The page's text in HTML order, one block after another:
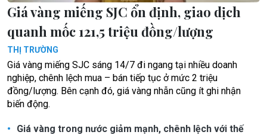
Giá vàng miếng SJC ổn định, giao dịch
quanh mốc 121,5 triệu đồng/lượng
THỊ TRƯỜNG
Giá vàng miếng SJC sáng 14/7 đi ngang tại nhiều doanh
nghiệp, chênh lệch mua – bán tiếp tục ở mức 2 triệu
đồng/lượng. Bên cạnh đó, giá vàng nhẫn cũng ít ghi nhận
biến động.
Giá vàng trong nước giảm mạnh, chênh lệch với thế